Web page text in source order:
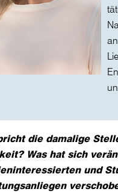
die damalige
Was hat sich
und